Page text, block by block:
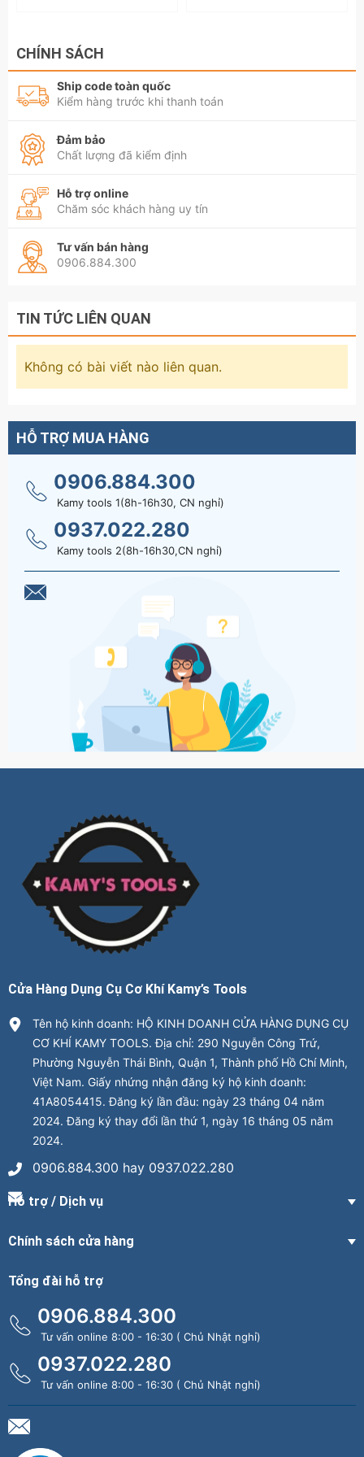
CHÍNH SÁCH
Ship code toàn quốc
Kiểm hàng trước khi thanh toán
Đảm bảo
Chất lượng đã kiểm định
Hỗ trợ online
Chăm sóc khách hàng uy tín
Tư vấn bán hàng
0906.884.300
TIN TỨC LIÊN QUAN
Không có bài viết nào liên quan.
HỖ TRỢ MUA HÀNG
0906.884.300
Kamy tools 1(8h-16h30, CN nghỉ)
0937.022.280
Kamy tools 2(8h-16h30,CN nghỉ)
Cửa Hàng Dụng Cụ Cơ Khí Kamy’s Tools
Tên hộ kinh doanh: HỘ KINH DOANH CỬA HÀNG DỤNG CỤ
CƠ KHÍ KAMY TOOLS. Địa chỉ: 290 Nguyễn Công Trứ,
Phường Nguyễn Thái Bình, Quận 1, Thành phố Hồ Chí Minh,
Việt Nam. Giấy nhứng nhận đăng ký hộ kinh doanh:
41A8054415. Đăng ký lần đầu: ngày 23 tháng 04 năm
2024. Đăng ký thay đổi lần thứ 1, ngày 16 tháng 05 năm
2024.
0906.884.300 hay 0937.022.280
Hỗ trợ / Dịch vụ
Chính sách cửa hàng
Tổng đài hỗ trợ
0906.884.300
Tư vấn online 8:00 - 16:30 ( Chủ Nhật nghỉ)
0937.022.280
Tư vấn online 8:00 - 16:30 ( Chủ Nhật nghỉ)